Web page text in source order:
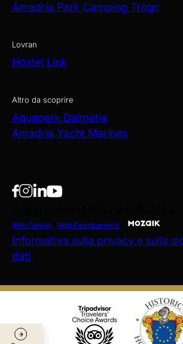
Amadria Park Camping Trogir
Lovran
Hostel Link
Altro da scoprire
Aquapark Dalmatia
Amadria Yacht Marines
Web Design Web Development
Informativa sulla privacy e sulla
dati